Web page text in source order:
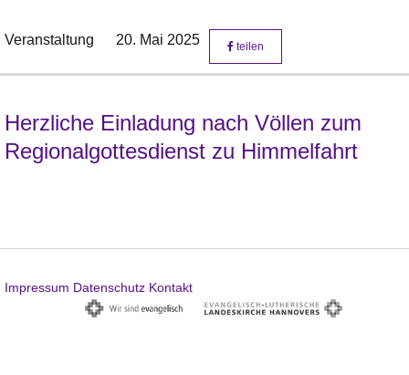
Veranstaltung 20. Mai 2025 teilen
Herzliche Einladung nach Völlen zum
Regionalgottesdienst zu Himmelfahrt
Impressum Datenschutz Kontakt